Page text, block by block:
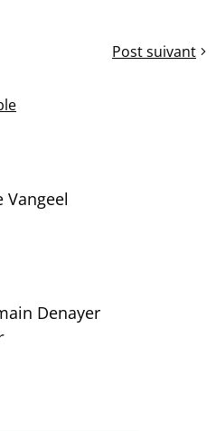
Post suivant
Communiqué
Vangeel
Denayer